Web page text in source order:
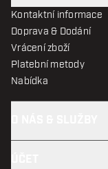
Kontaktní informace
Doprava & Dodání
Vrácení zboží
Platební metody
Nabídka